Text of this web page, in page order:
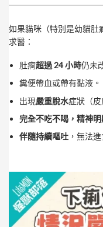
如果貓咪（特別是幼貓肚
求醫：
肚痾超過 24 小時仍未
糞便帶血或帶有黏液。
出現嚴重脫水症狀（皮
完全不吃不喝，精神
伴隨持續嘔吐 ，無法